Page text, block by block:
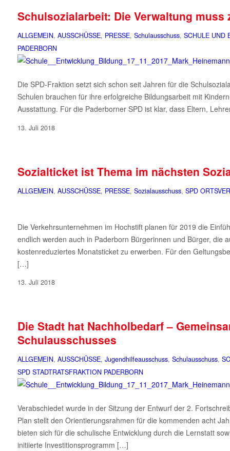
Schulsozialarbeit: Die Verwaltung
ALLGEMEIN, AUSSCHÜSSE, PRESSE, Schulausschuss, SCHULE UND
PADERBORN
Die SPD-Fraktion setzt sich schon seit Jahren für die
Schulen brauchen für ihre erfolgreiche Bildungsarbeit mit
Ausstattung. Für die Paderborner SPD ist klar, dass Eltern,
13. Juli 2018
Sozialticket ist Thema im nächsten
ALLGEMEIN, AUSSCHÜSSE, PRESSE, Sozialausschuss, SPD
Die Verkehrsunternehmen im Hochstift planen für 2019 die
endlich werden auch in Paderborn Bürgerinnen und Bürger, die
kostenreduziertes Monatsticket zu erwerben. Für den
[…]
13. Juli 2018
Die Stadt hat Nachholbedarf –
Schulausschusses
ALLGEMEIN, AUSSCHÜSSE, Jugendhilfeausschuss, Schulausschuss,
SPD STADTRATSFRAKTION PADERBORN
Verabschiedet wurde in der Sitzung der Entwurf der 2.
Plan stellt den Orientierungsrahmen für die kommenden acht
bieten sich für die schulische Entwicklung durch die Lernstatt
initiierte Investitionsprogramm […]